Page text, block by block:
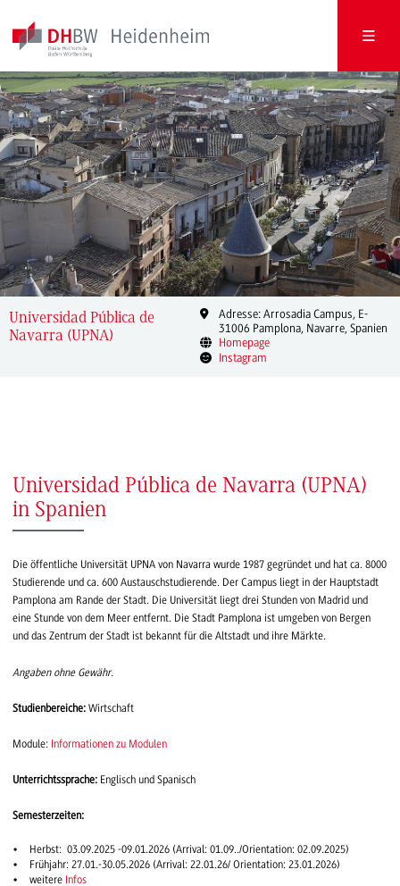
Universidad Pública de
Navarra (UPNA)
Adresse: Arrosadia Campus, E-
31006 Pamplona, Navarre, Spanien
Homepage
Instagram
Universidad Pública de Navarra (UPNA)
in Spanien
Die öffentliche Universität UPNA von Navarra wurde 1987 gegründet und hat ca. 8000
Studierende und ca. 600 Austauschstudierende. Der Campus liegt in der Hauptstadt
Pamplona am Rande der Stadt. Die Universität liegt drei Stunden von Madrid und
eine Stunde von dem Meer entfernt. Die Stadt Pamplona ist umgeben von Bergen
und das Zentrum der Stadt ist bekannt für die Altstadt und ihre Märkte.
Angaben ohne Gewähr.
Studienbereiche: Wirtschaft
Module: Informationen zu Modulen
Unterrichtssprache: Englisch und Spanisch
Semesterzeiten:
Herbst: 03.09.2025 -09.01.2026 (Arrival: 01.09../Orientation: 02.09.2025)
Frühjahr: 27.01.-30.05.2026 (Arrival: 22.01.26/ Orientation: 23.01.2026)
weitere Infos